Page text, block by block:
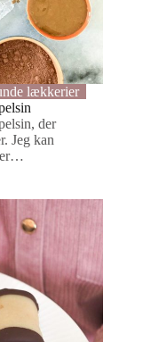
lækkerier
der
Jeg kan
er…